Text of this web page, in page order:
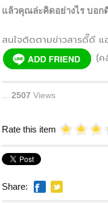
แล้วคุณล่ะคิดอย่างไร บอก
สนใจติดตามข่าวสารดี๊ดี แ
(ค
2507 Views
Rate this item
Share: